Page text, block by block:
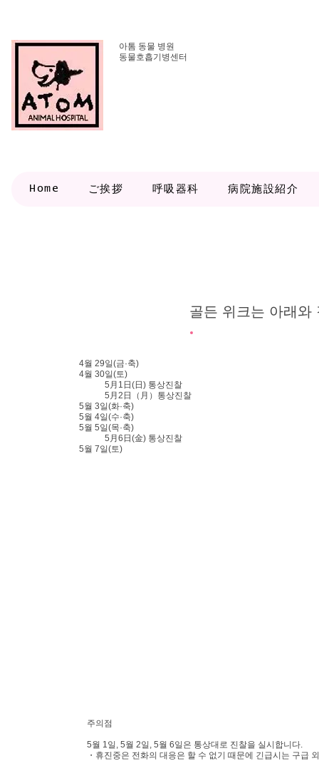
아톰 동물 병원
동물호흡기병센터
Home ご挨拶 呼吸器科 病院施設紹介
골든 위크는 아래와
4월 29일(금·축)
4월 30일(토)
5月1日(日) 통상진찰
5月2日（月）통상진찰
5월 3일(화·축)
5월 4일(수·축)
5월 5일(목·축)
5月6日(金) 통상진찰
5월 7일(토)
주의점
5월 1일, 5월 2일, 5월 6일은 통상대로 진찰을 실시합니다.
・휴진중은 전화의 대응은 할 수 없기 때문에 긴급시는 구급